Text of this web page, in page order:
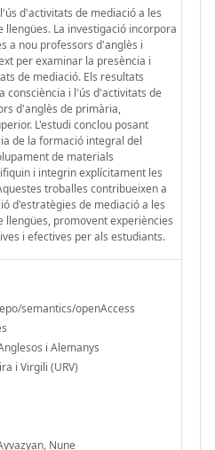
d'activitats de mediació a les
La investigació incorpora
a nou professors d'anglès i
per examinar la presència i
de mediació. Els resultats
consciència i l'ús d'activitats de
d'anglès de primària,
L'estudi conclou posant
de la formació integral del
de materials
i integrin explícitament les
troballes contribueixen a
d'estratègies de mediació a les
llengües, promovent experiències
i efectives per als estudiants.
semantics/openAccess
i Alemanys
i Virgili (URV)
Nune